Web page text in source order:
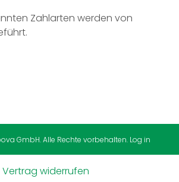
Zahlarten werden von
GmbH. Alle Rechte vorbehalten. Log in
Vertrag widerrufen